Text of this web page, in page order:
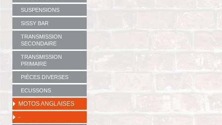
SUSPENSIONS
SISSY BAR
TRANSMISSION
SECONDAIRE
TRANSMISSION
PRIMAIRE
PIÈCES DIVERSES
ECUSSONS
MOTOS ANGLAISES
-